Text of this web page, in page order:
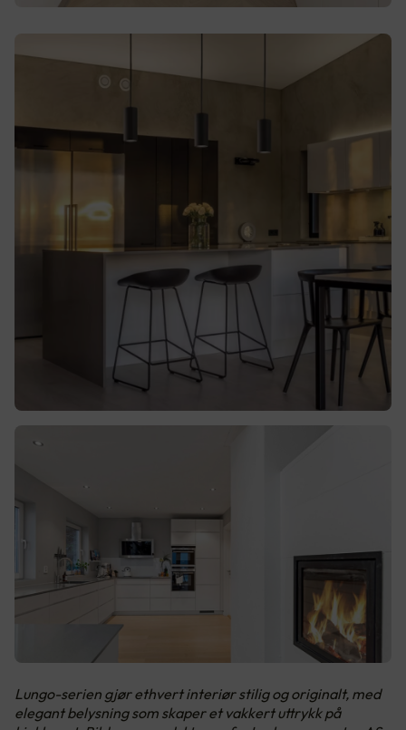
Lungo-serien gjør ethvert interiør stilig og originalt, med
elegant belysning som skaper et vakkert uttrykk på